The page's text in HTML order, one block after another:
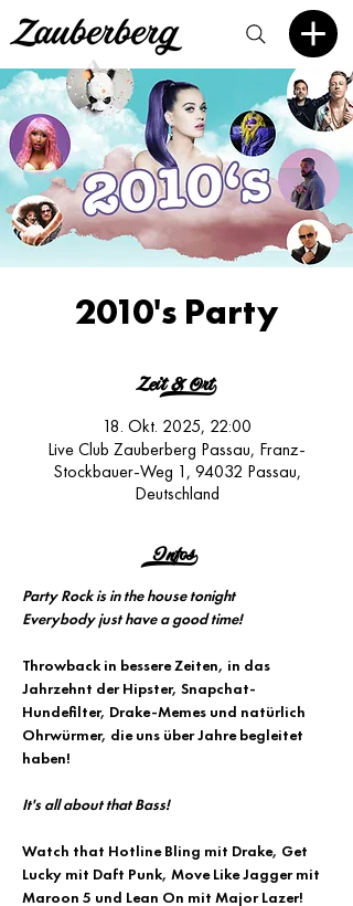
2010's Party
Zeit & Ort>
18. Okt. 2025, 22:00
Live Club Zauberberg Passau, Franz-
Stockbauer-Weg 1, 94032 Passau,
Deutschland
Infos>
Party Rock is in the house tonight
Everybody just have a good time!
Throwback in bessere Zeiten, in das
Jahrzehnt der Hipster, Snapchat-
Hundefilter, Drake-Memes und natürlich
Ohrwürmer, die uns über Jahre begleitet
haben!
It's all about that Bass!
Watch that Hotline Bling mit Drake, Get
Lucky mit Daft Punk, Move Like Jagger mit
Maroon 5 und Lean On mit Major Lazer!